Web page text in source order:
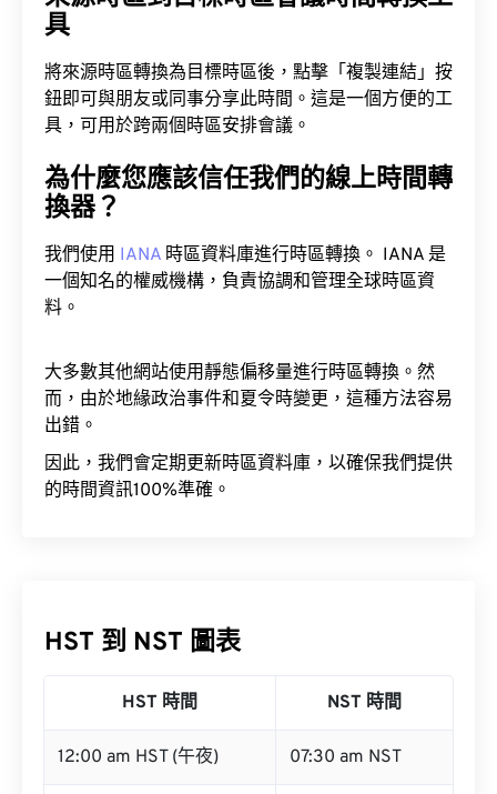
具
將來源時區轉換為目標時區後，點擊「複製連結」按
鈕即可與朋友或同事分享此時間。這是一個方便的工
具，可用於跨兩個時區安排會議。
為什麼您應該信任我們的線上時間轉
換器？
我們使用 IANA 時區資料庫進行時區轉換。 IANA 是
一個知名的權威機構，負責協調和管理全球時區資
料。
大多數其他網站使用靜態偏移量進行時區轉換。然
而，由於地緣政治事件和夏令時變更，這種方法容易
出錯。
因此，我們會定期更新時區資料庫，以確保我們提供
的時間資訊100%準確。
HST 到 NST 圖表
HST 時間 NST 時間
12:00 am HST (午夜) 07:30 am NST